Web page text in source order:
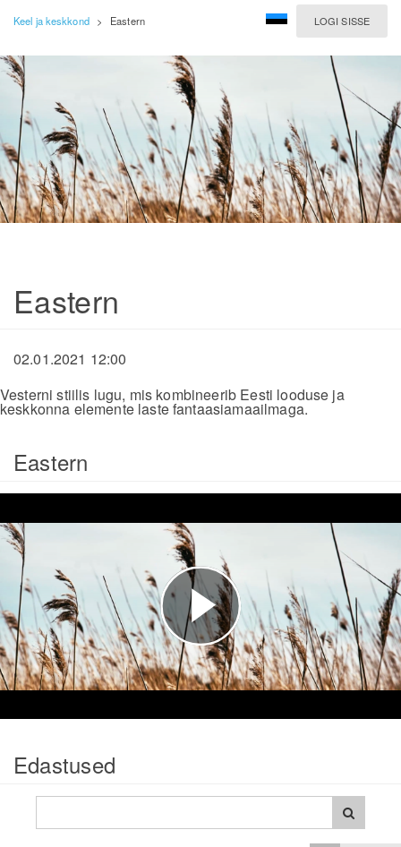
LOGI SISSE
Keel ja keskkond > Eastern
Eastern
02.01.2021 12:00
Vesterni stiilis lugu, mis kombineerib Eesti looduse ja
keskkonna elemente laste fantaasiamaailmaga.
Eastern
Esita
video
Edastused